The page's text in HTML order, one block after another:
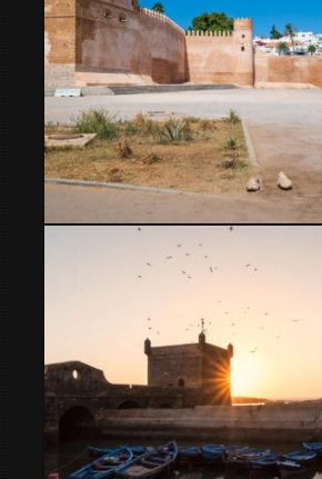
Que conocer en Rabat Marruecos